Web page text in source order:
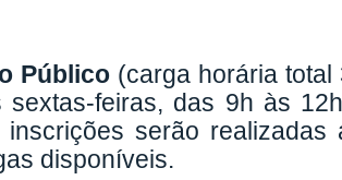
Público(carga horária total
sextas-feiras, das 9h às
inscrições serão
disponíveis.